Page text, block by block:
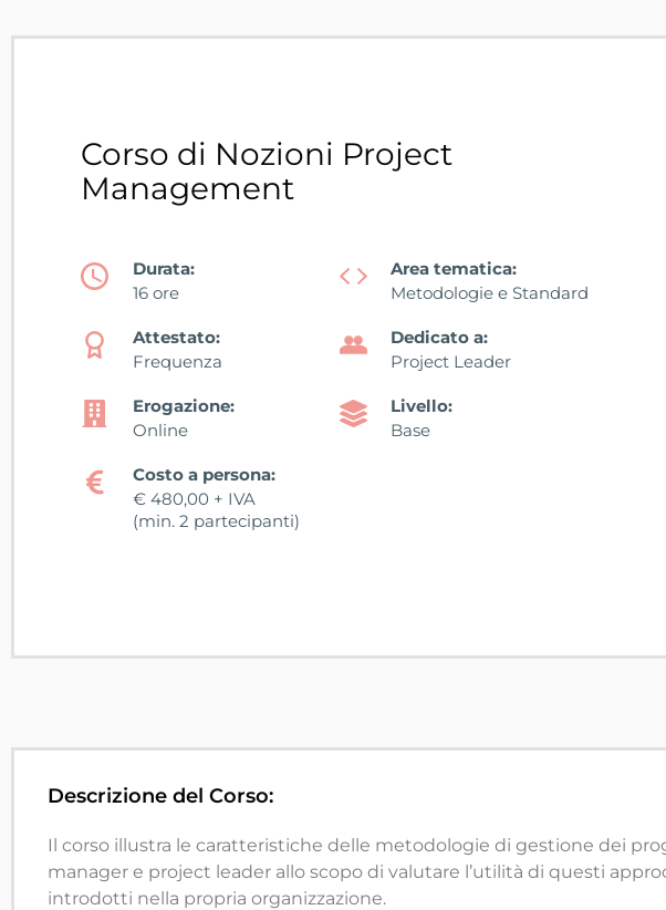
Corso di Nozioni Project
Management
Durata:
16 ore
Area tematica:
Metodologie e Standard
Attestato:
Frequenza
Dedicato a:
Project Leader
Erogazione:
Online
Livello:
Base
Costo a persona:
€ 480,00 + IVA
(min. 2 partecipanti)
Descrizione del Corso:
Il corso illustra le caratteristiche delle metodologie di gestione dei
manager e project leader allo scopo di valutare l’utilità di questi
introdotti nella propria organizzazione.